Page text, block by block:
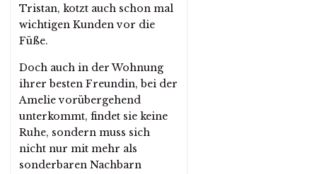
Tristan, kotzt auch schon mal
wichtigen Kunden vor die
Füße.
Doch auch in der Wohnung
ihrer besten Freundin, bei der
Amelie vorübergehend
unterkommt, findet sie keine
Ruhe, sondern muss sich
nicht nur mit mehr als
sonderbaren Nachbarn